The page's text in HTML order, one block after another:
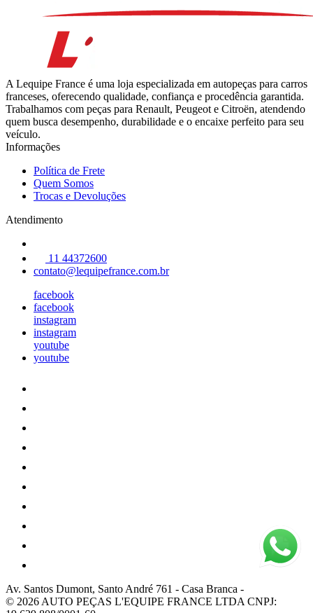
A Lequipe France é uma loja especializada em autopeças para carros
franceses, oferecendo qualidade, confiança e procedência garantida.
Trabalhamos com peças para Renault, Peugeot e Citroën, atendendo
quem busca desempenho, durabilidade e o encaixe perfeito para seu
veículo.
Informações
Política de Frete
Quem Somos
Trocas e Devoluções
Atendimento
11 44372600
contato@lequipefrance.com.br
facebook
facebook
instagram
instagram
youtube
youtube
Av. Santos Dumont, Santo André 761 - Casa Branca -
© 2026 AUTO PEÇAS L'EQUIPE FRANCE LTDA CNPJ: